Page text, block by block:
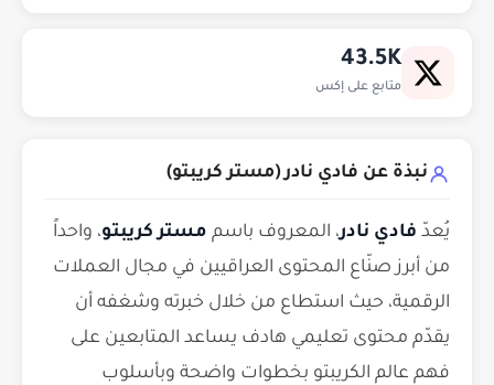
43.5K
متابع على إكس
نبذة عن فادي نادر (مستر كريبتو)
يُعدّ فادي نادر، المعروف باسم مستر كريبتو، واحداً
من أبرز صنّاع المحتوى العراقيين في مجال العملات
الرقمية، حيث استطاع من خلال خبرته وشغفه أن
يقدّم محتوى تعليمي هادف يساعد المتابعين على
فهم عالم الكريبتو بخطوات واضحة وبأسلوب